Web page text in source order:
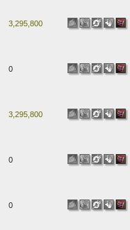
3,295,800
0
3,295,800
0
0